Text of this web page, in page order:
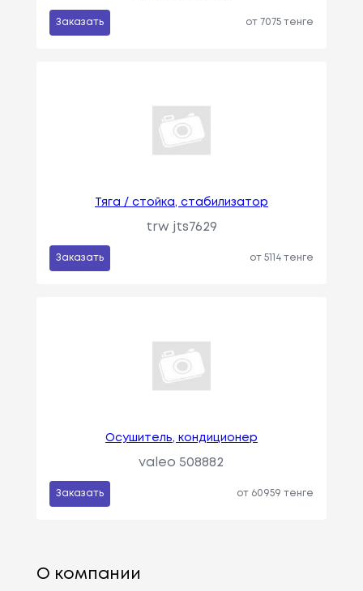
Заказать от 7075 тенге
Тяга / стойка, стабилизатор
trw jts7629
Заказать от 5114 тенге
Осушитель, кондиционер
valeo 508882
Заказать от 60959 тенге
О компании